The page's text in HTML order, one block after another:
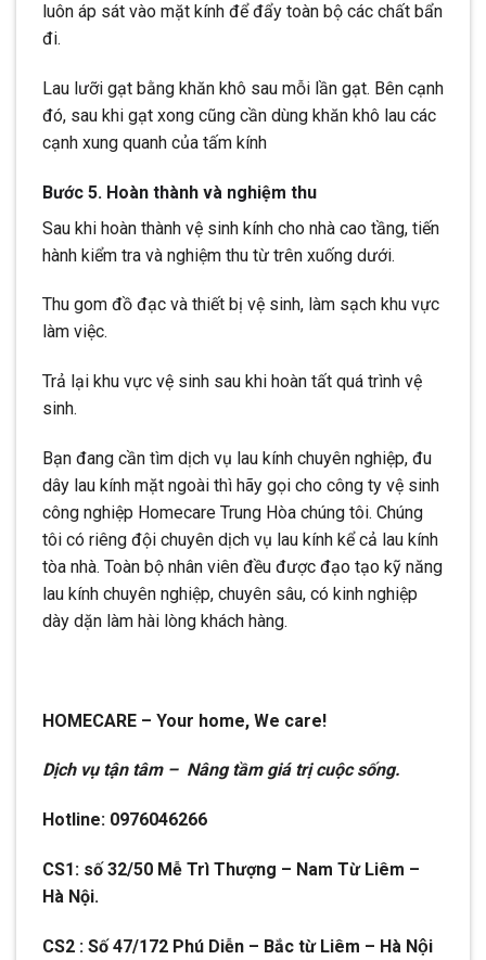
luôn áp sát vào mặt kính để đẩy toàn bộ các chất bẩn
đi.
Lau lưỡi gạt bằng khăn khô sau mỗi lần gạt. Bên cạnh
đó, sau khi gạt xong cũng cần dùng khăn khô lau các
cạnh xung quanh của tấm kính
Bước 5. Hoàn thành và nghiệm thu
Sau khi hoàn thành vệ sinh kính cho nhà cao tầng, tiến
hành kiểm tra và nghiệm thu từ trên xuống dưới.
Thu gom đồ đạc và thiết bị vệ sinh, làm sạch khu vực
làm việc.
Trả lại khu vực vệ sinh sau khi hoàn tất quá trình vệ
sinh.
Bạn đang cần tìm dịch vụ lau kính chuyên nghiệp, đu
dây lau kính mặt ngoài thì hãy gọi cho công ty vệ sinh
công nghiệp Homecare Trung Hòa chúng tôi. Chúng
tôi có riêng đội chuyên dịch vụ lau kính kể cả lau kính
tòa nhà. Toàn bộ nhân viên đều được đạo tạo kỹ năng
lau kính chuyên nghiệp, chuyên sâu, có kinh nghiệp
dày dặn làm hài lòng khách hàng.
HOMECARE – Your home, We care!
Dịch vụ tận tâm – Nâng tầm giá trị cuộc sống.
Hotline: 0976046266
CS1: số 32/50 Mễ Trì Thượng – Nam Từ Liêm –
Hà Nội.
CS2 : Số 47/172 Phú Diễn – Bắc từ Liêm – Hà Nội